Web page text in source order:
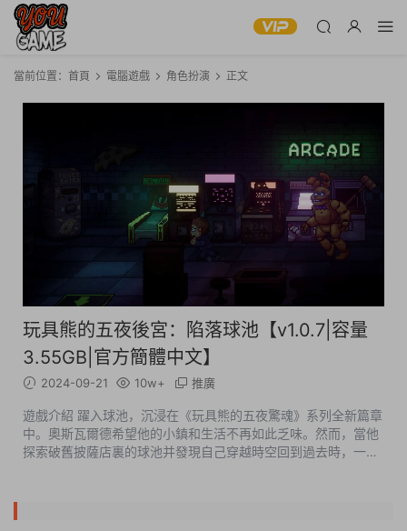
當前位置： 首頁 電腦遊戲 角色扮演 正文
玩具熊的五夜後宮：陷落球池【v1.0.7|容量
3.55GB|官方簡體中文】
2024-09-21 10w+ 推廣
遊戲介紹 躍入球池，沉浸在《玩具熊的五夜驚魂》系列全新篇章
中。奧斯瓦爾德希望他的小鎮和生活不再如此乏味。然而，當他
探索破舊披薩店裏的球池并發現自己穿越時空回到過去時，一切